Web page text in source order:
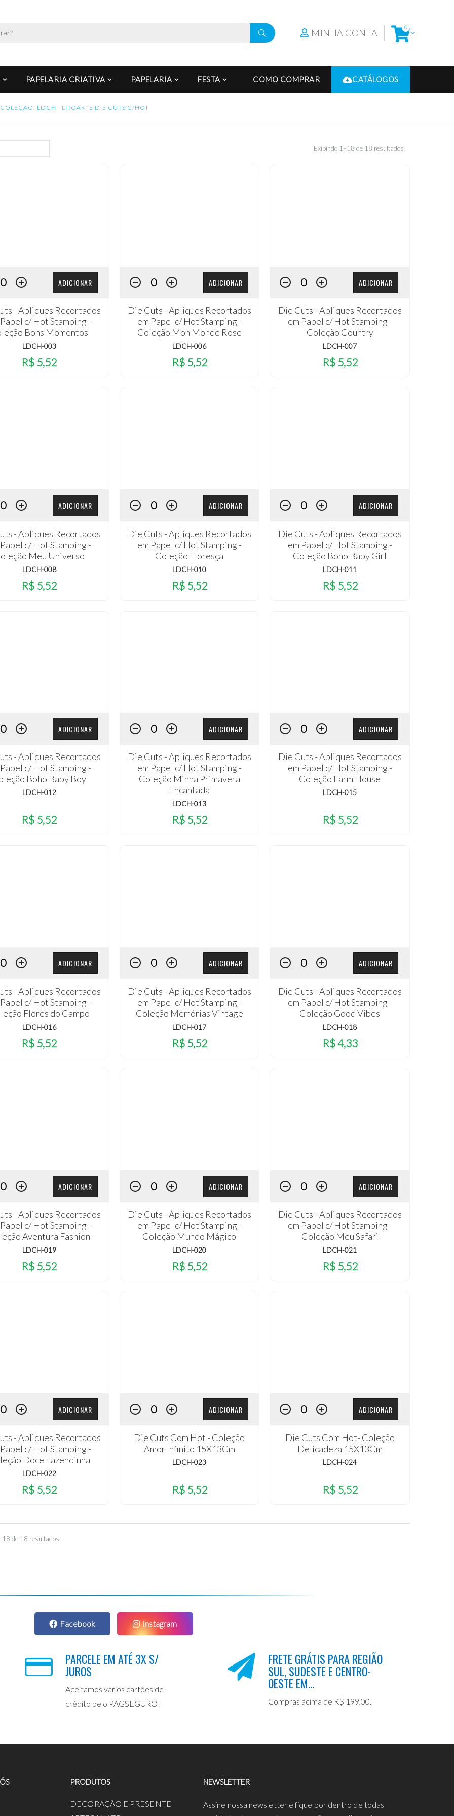
MINHA CONTA 0
PAPELARIA CRIATIVA PAPELARIA FESTA COMO COMPRAR CATÁLOGOS
COLEÇÃO: LDCH - LITOARTE DIE CUTS C/HOT
Exibindo 1–18 de 18 resultados
ADICIONAR
- Apliques Recortados
c/ Hot Stamping -
Bons Momentos
LDCH-003
R$ 5,52
ADICIONAR
Die Cuts - Apliques Recortados
em Papel c/ Hot Stamping -
Coleção Mon Monde Rose
LDCH-006
R$ 5,52
ADICIONAR
Die Cuts - Apliques Recortados
em Papel c/ Hot Stamping -
Coleção Country
LDCH-007
R$ 5,52
ADICIONAR
- Apliques Recortados
c/ Hot Stamping -
Meu Universo
LDCH-008
R$ 5,52
ADICIONAR
Die Cuts - Apliques Recortados
em Papel c/ Hot Stamping -
Coleção Floresça
LDCH-010
R$ 5,52
ADICIONAR
Die Cuts - Apliques Recortados
em Papel c/ Hot Stamping -
Coleção Boho Baby Girl
LDCH-011
R$ 5,52
ADICIONAR
- Apliques Recortados
c/ Hot Stamping -
Boho Baby Boy
LDCH-012
R$ 5,52
ADICIONAR
Die Cuts - Apliques Recortados
em Papel c/ Hot Stamping -
Coleção Minha Primavera
Encantada
LDCH-013
R$ 5,52
ADICIONAR
Die Cuts - Apliques Recortados
em Papel c/ Hot Stamping -
Coleção Farm House
LDCH-015
R$ 5,52
ADICIONAR
- Apliques Recortados
c/ Hot Stamping -
Flores do Campo
LDCH-016
R$ 5,52
ADICIONAR
Die Cuts - Apliques Recortados
em Papel c/ Hot Stamping -
Coleção Memórias Vintage
LDCH-017
R$ 5,52
ADICIONAR
Die Cuts - Apliques Recortados
em Papel c/ Hot Stamping -
Coleção Good Vibes
LDCH-018
R$ 4,33
ADICIONAR
- Apliques Recortados
c/ Hot Stamping -
Aventura Fashion
LDCH-019
R$ 5,52
ADICIONAR
Die Cuts - Apliques Recortados
em Papel c/ Hot Stamping -
Coleção Mundo Mágico
LDCH-020
R$ 5,52
ADICIONAR
Die Cuts - Apliques Recortados
em Papel c/ Hot Stamping -
Coleção Meu Safari
LDCH-021
R$ 5,52
ADICIONAR
- Apliques Recortados
c/ Hot Stamping -
Doce Fazendinha
LDCH-022
R$ 5,52
ADICIONAR
Die Cuts Com Hot - Coleção
Amor Infinito 15X13Cm
LDCH-023
R$ 5,52
ADICIONAR
Die Cuts Com Hot- Coleção
Delicadeza 15X13Cm
LDCH-024
R$ 5,52
de 18 resultados
Facebook Instagram
PARCELE EM ATÉ 3X S/
JUROS
Aceitamos vários cartões de
crédito pelo PAGSEGURO!
FRETE GRÁTIS PARA REGIÃO
SUL, SUDESTE E CENTRO-
OESTE EM...
Compras acima de R$ 199,00.
PRODUTOS
DECORAÇÃO E PRESENTE
NEWSLETTER
Assine nossa newsletter e fique por dentro de todas